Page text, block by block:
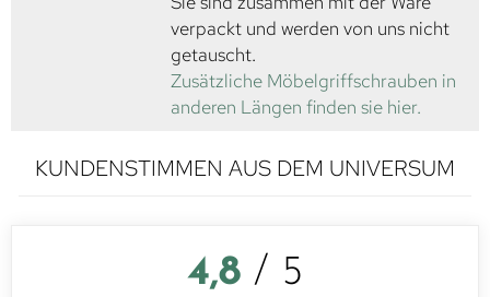
verpackt und werden von uns nicht
getauscht.
Zusätzliche Möbelgriffschrauben in
anderen Längen finden sie hier.
KUNDENSTIMMEN AUS DEM UNIVERSUM
4,8 / 5